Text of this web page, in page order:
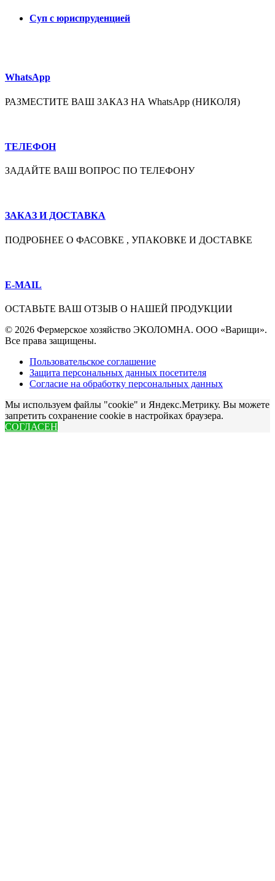
Суп с юриспруденцией
WhatsApp
РАЗМЕСТИТЕ ВАШ ЗАКАЗ НА WhatsApp (НИКОЛЯ)
ТЕЛЕФОН
ЗАДАЙТЕ ВАШ ВОПРОС ПО ТЕЛЕФОНУ
ЗАКАЗ И ДОСТАВКА
ПОДРОБНЕЕ О ФАСОВКЕ , УПАКОВКЕ И ДОСТАВКЕ
E-MAIL
ОСТАВЬТЕ ВАШ ОТЗЫВ О НАШЕЙ ПРОДУКЦИИ
© 2026 Фермерское хозяйство ЭКОЛОМНА. ООО «Варищи».
Все права защищены.
Пользовательское соглашение
Защита персональных данных посетителя
Согласие на обработку персональных данных
Мы используем файлы "cookie" и Яндекс.Метрику. Вы можете
запретить сохранение cookie в настройках браузера.
СОГЛАСЕН